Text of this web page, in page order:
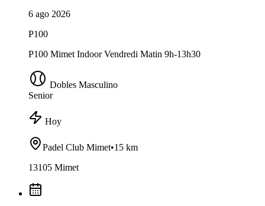
6 ago 2026
P100
P100 Mimet Indoor Vendredi Matin 9h-13h30
Dobles Masculino
Senior
Hoy
Padel Club Mimet•15 km
13105 Mimet